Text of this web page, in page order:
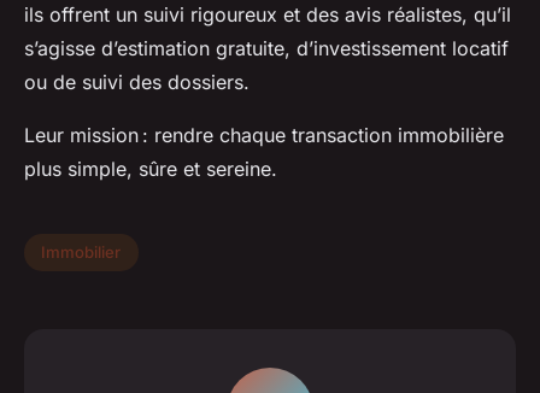
ils offrent un suivi rigoureux et des avis réalistes, qu’il
s’agisse d’estimation gratuite, d’investissement locatif
ou de suivi des dossiers.
Leur mission : rendre chaque transaction immobilière
plus simple, sûre et sereine.
Immobilier